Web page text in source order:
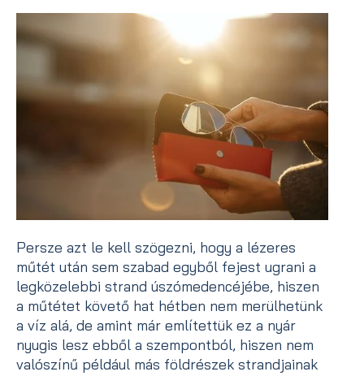
Persze azt le kell szögezni, hogy a lézeres
műtét után sem szabad egyből fejest ugrani a
legközelebbi strand úszómedencéjébe, hiszen
a műtétet követő hat hétben nem merülhetünk
a víz alá, de amint már említettük ez a nyár
nyugis lesz ebből a szempontból, hiszen nem
valószínű például más földrészek strandjainak